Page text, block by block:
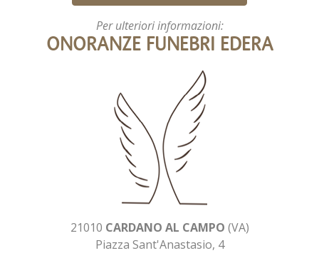
Per ulteriori informazioni:
ONORANZE FUNEBRI EDERA
21010 CARDANO AL CAMPO (VA)
Piazza Sant'Anastasio, 4